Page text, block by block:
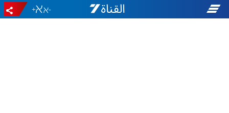
-
+